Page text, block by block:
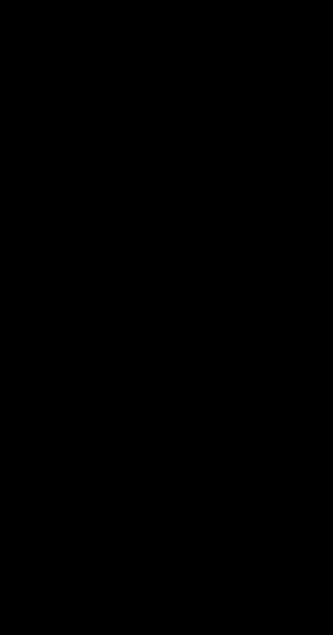
frei
für Sekundarstufe II
die Gewalt? Welche Ziele
Wie reagiert die Bevölkerung
Maßnahmen ergreift der
Bedrohung?
die Schülerinnen und Schüler
in der
Anhand objektbezogener
sich mit verschiedenen
ist es, dass sich die
neben einem
Überblick über das Thema RAF
über den zeithistorischen
politisch motivierte Gewalt
knüpfen an
sowie
jeweiligen Ergebnisse der
abschließend der Klasse